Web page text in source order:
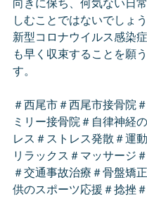
向きに保ち、何気ない日
しむことではないでしょう
新型コロナウイルス感染
も早く収束することを願
す。
＃西尾市＃西尾市接骨院
ミリー接骨院＃自律神経
レス＃ストレス発散＃運
リラックス＃マッサージ
＃交通事故治療＃骨盤矯
供のスポーツ応援＃捻挫